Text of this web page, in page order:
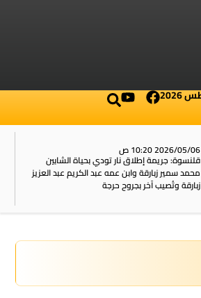
2026/05/06 10:20 ص
قلنسوة: جريمة إطلاق نار تودي بحياة الشابين
محمد سمير زبارقة وابن عمه عبد الكريم عبد العزيز
زبارقة وتُصيب آخر بجروح حرجة